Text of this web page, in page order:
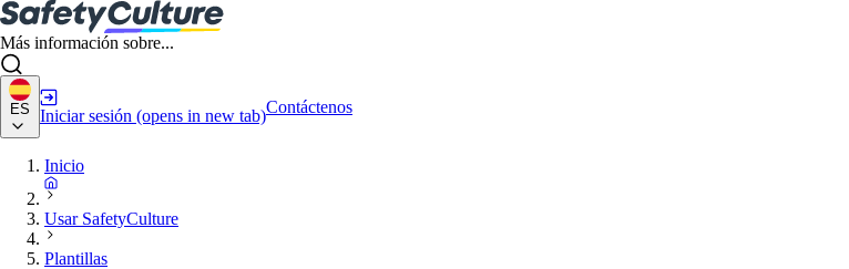
Más información sobre...
ES Iniciar sesión (opens in new tab)Contáctenos
Inicio
Usar SafetyCulture
Plantillas